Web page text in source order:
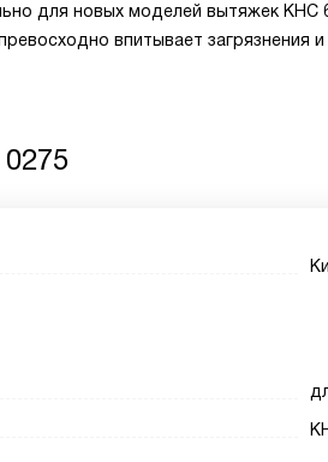
для новых моделей вытяжек KHC
впитывает загрязнения